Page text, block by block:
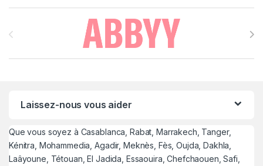
Brands Carousel
Laissez-nous vous aider
Que vous soyez à Casablanca, Rabat, Marrakech, Tanger,
Kénitra, Mohammedia, Agadir, Meknès, Fès, Oujda, Dakhla,
Laâyoune, Tétouan, El Jadida, Essaouira, Chefchaouen, Safi,